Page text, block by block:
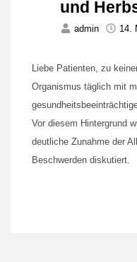
und
admin 14.
Liebe Patienten, zu
Organismus täglich mit
Vor diesem Hintergrund
deutliche Zunahme der
Beschwerden diskutiert.